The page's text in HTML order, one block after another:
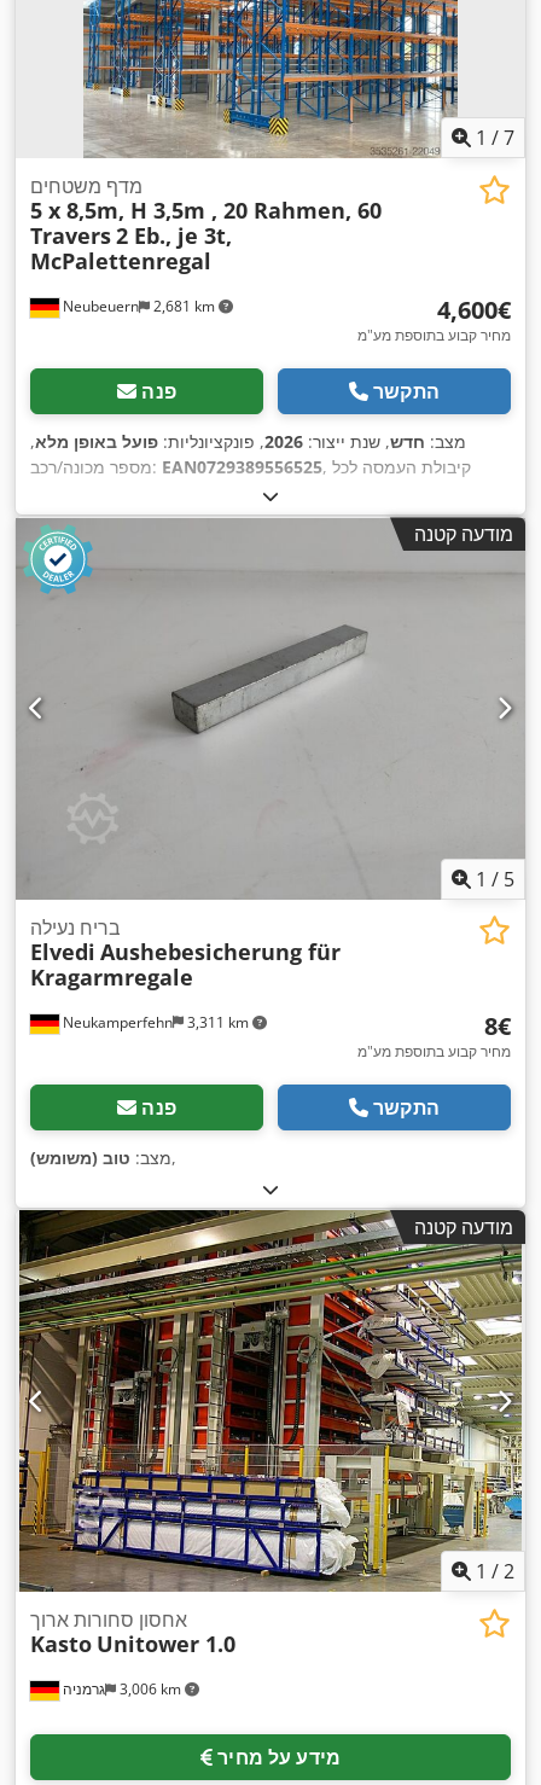
1 /7
Neubeuern 2,681 km
מדף משטחים
5 x 8,5m, H 3,5m , 20 Rahmen, 60
Travers2 Eb., je 3t,
McPalettenregal
‏4,600 ‏€
מחיר קבוע בתוספת מע"מ
פנה התקשר
מצב: חדש, שנת ייצור: 2026, פונקציונליות: פועל באופן מלא,
מספר מכונה/רכב: EAN0729389556525, קיבולת העמסה לכל
, אורך כולל:
3,500 מ"מ
, מרווח בין העמודים:2,700 מ"מ , גובה המדף:3,500
מ"מ , מספר שורות של מדפים: , מקומות לפלטות:
135 יורו
משטחים
, גובה המסגרת: , רוחב מסגרת: 1,100 מ"מ
,
, אורך המדף:
מודעה קטנה
1 / 5
Neukamperfehn 3,311 km
בריח נעילה
Elvedi Aushebesicherung für
Kragarmregale
‏8 ‏€
מחיר קבוע בתוספת מע"מ
פנה התקשר
מצב: טוב (משומש) ,
מודעה קטנה
1 /2
גרמניה 3,006 km
אחסון סחורות ארוך
Kasto Unitower 1.0
מידע על מחיר